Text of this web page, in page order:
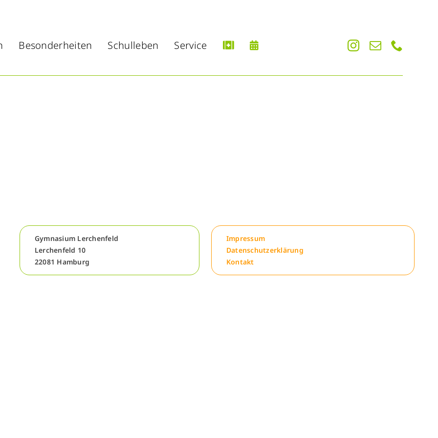
Besonderheiten Schulleben Service
Gymnasium Lerchenfeld
Lerchenfeld 10
22081 Hamburg
Impressum
Datenschutzerklärung
Kontakt